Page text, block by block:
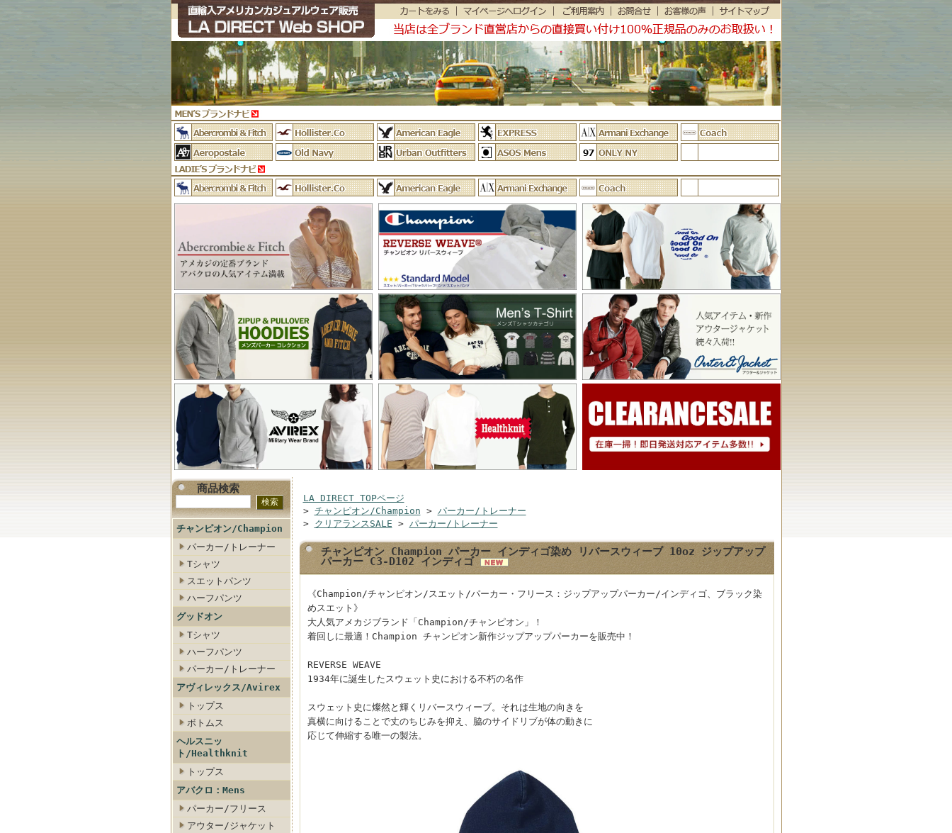
商品検索
チャンピオン/Champion
パーカー/トレーナー
Tシャツ
スエットパンツ
ハーフパンツ
グッドオン
Tシャツ
ハーフパンツ
パーカー/トレーナー
アヴィレックス/Avirex
トップス
ボトムス
ヘルスニッ
ト/Healthknit
トップス
アバクロ：Mens
パーカー/フリース
アウター/ジャケット
LA DIRECT TOPページ
> チャンピオン/Champion > パーカー/トレーナー
> クリアランスSALE > パーカー/トレーナー
チャンピオン Champion パーカー インディゴ染め リバースウィーブ 10oz ジップアップ
パーカー C3-D102 インディゴ
《Champion/チャンピオン/スエット/パーカー・フリース：ジップアップパーカー/インディゴ、ブラック染
めスエット》
大人気アメカジブランド「Champion/チャンピオン」！
着回しに最適！Champion チャンピオン新作ジップアップパーカーを販売中！
REVERSE WEAVE
1934年に誕生したスウェット史における不朽の名作
スウェット史に燦然と輝くリバースウィーブ。それは生地の向きを
真横に向けることで丈のちじみを抑え、脇のサイドリブが体の動きに
応じて伸縮する唯一の製法。